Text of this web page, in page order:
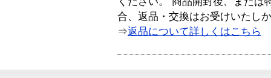
合、返品・交換はお受けいたし
⇒返品について詳しくはこちら